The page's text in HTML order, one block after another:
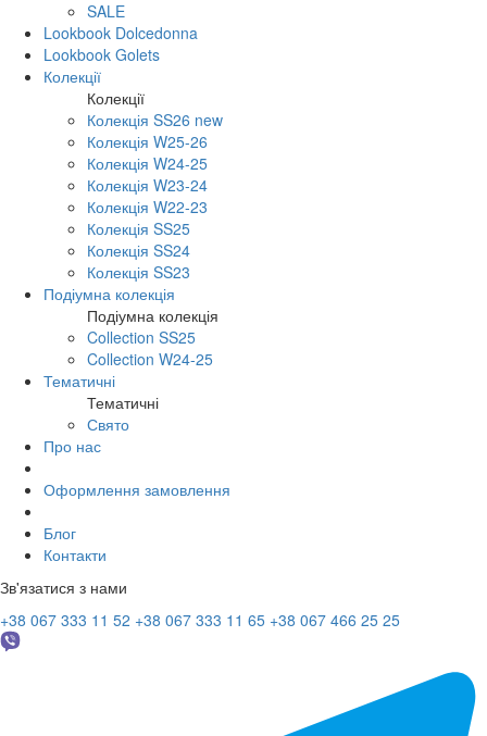
SALE
Lookbook Dolcedonna
Lookbook Golets
Колекції
Колекції
Колекція SS26 new
Колекція W25-26
Колекція W24-25
Колекція W23-24
Колекція W22-23
Колекція SS25
Колекція SS24
Колекція SS23
Подіумна колекція
Подіумна колекція
Collection SS25
Collection W24-25
Тематичні
Тематичні
Свято
Про нас
Оформлення замовлення
Блог
Контакти
Зв'язатися з нами
+38 067 333 11 52 +38 067 333 11 65 +38 067 466 25 25